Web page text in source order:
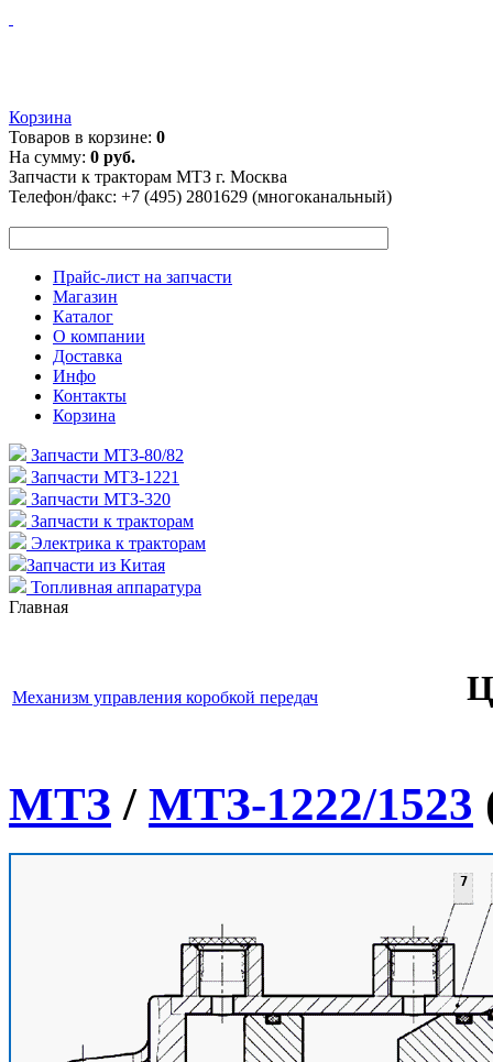
Корзина
Товаров в корзине: 0
На сумму: 0 руб.
Запчасти к тракторам МТЗ г. Москва
Телефон/факс: +7 (495) 2801629 (многоканальный)
Прайс-лист на запчасти
Магазин
Каталог
О компании
Доставка
Инфо
Контакты
Корзина
Запчасти МТЗ-80/82
Запчасти МТЗ-1221
Запчасти МТЗ-320
Запчасти к тракторам
Электрика к тракторам
Запчасти из Китая
Топливная аппаратура
Главная
Механизм управления коробкой передач
МТЗ / МТЗ-1222/1523
7